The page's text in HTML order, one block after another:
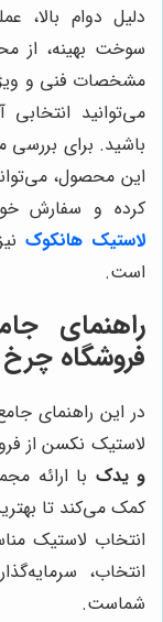
دلیل دوام
سوخت بهینه، از
مشخصات فنی و
می‌توانید
باشید. برای
این محصول،
کرده و سفارش
لاستیک هانکوک
است.
راهنمای
فروشگاه چرخ
در این راهنمای
لاستیک نکسن از
و یدک با ارائه
کمک می‌کند تا
انتخاب لاستیک
انتخاب،
شماست.